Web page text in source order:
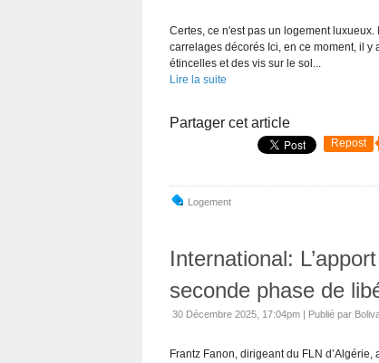
Certes, ce n'est pas un logement
carrelages décorés Ici, en ce moment, il
étincelles et des vis sur le sol...
Lire la suite
Partager cet article
Repost
Logement
International:
seconde phase de
30 Décembre 2025, 17:04pm | Publié par
Frantz Fanon, dirigeant du FLN